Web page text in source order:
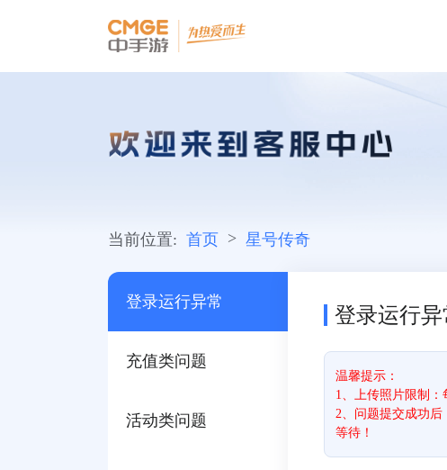
当前位置: 首页 > 星号传奇
登录运行异常
充值类问题
活动类问题
登录运行异
温馨提示：
1、上传照片限制
2、问题提交成功
等待！